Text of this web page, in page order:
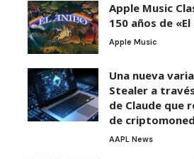
Apple Music
150 años de
Apple Music
Una nueva
Stealer a
de Claude que
de
AAPL News